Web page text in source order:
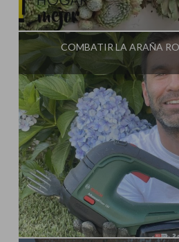
Influencer:
COMBATIR LA ARAÑA
Influencer: